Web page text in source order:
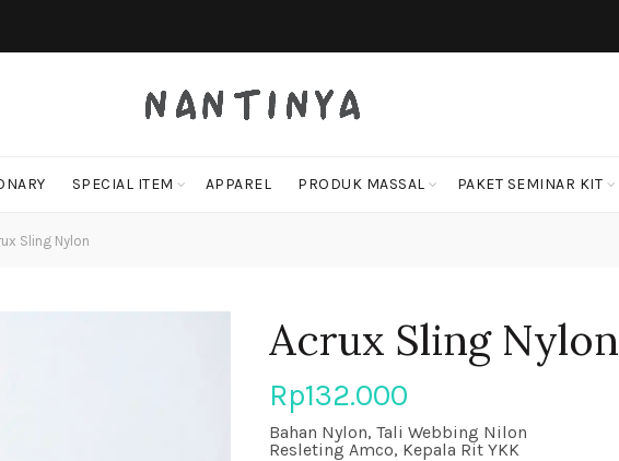
SPECIAL ITEM APPAREL PRODUK MASSAL PAKET SEMINAR KIT
Sling Nylon
Acrux Sling Nylon
Rp132.000
Bahan Nylon, Tali Webbing Nilon
Resleting Amco, Kepala Rit YKK